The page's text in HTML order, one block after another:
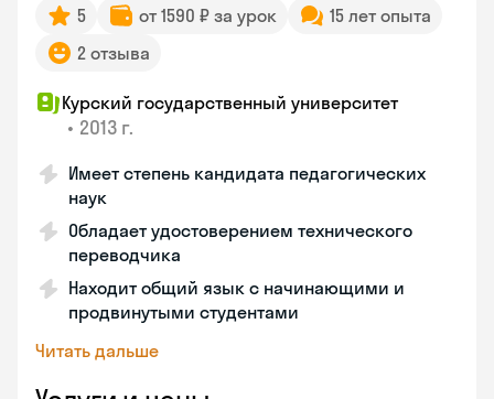
5 от 1590 ₽ за урок
15 лет опыта
2 отзыва
Курский государственный университет
• 2013 г.
Имеет степень кандидата педагогических
наук
Обладает удостоверением технического
переводчика
Находит общий язык с начинающими и
продвинутыми студентами
Читать дальше